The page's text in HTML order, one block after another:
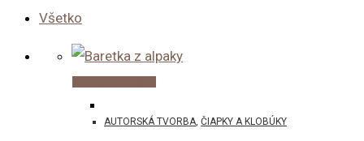
Všetko
AUTORSKÁ TVORBA, ČIAPKY A KLOBÚKY